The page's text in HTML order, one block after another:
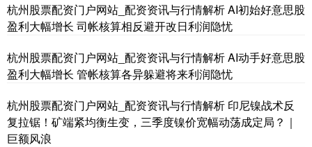
国债指数
杭州股票配资门户网站_配资资讯与行情解析 AI初始好意思股
盈利大幅增长 司帐核算相反避开改日利润隐忧
杭州股票配资门户网站_配资资讯与行情解析 AI动手好意思股
盈利大幅增长 管帐核算各异躲避将来利润隐忧
杭州股票配资门户网站_配资资讯与行情解析 印尼镍战术反
复拉锯！矿端紧均衡生变，三季度镍价宽幅动荡成定局？｜
巨额风浪